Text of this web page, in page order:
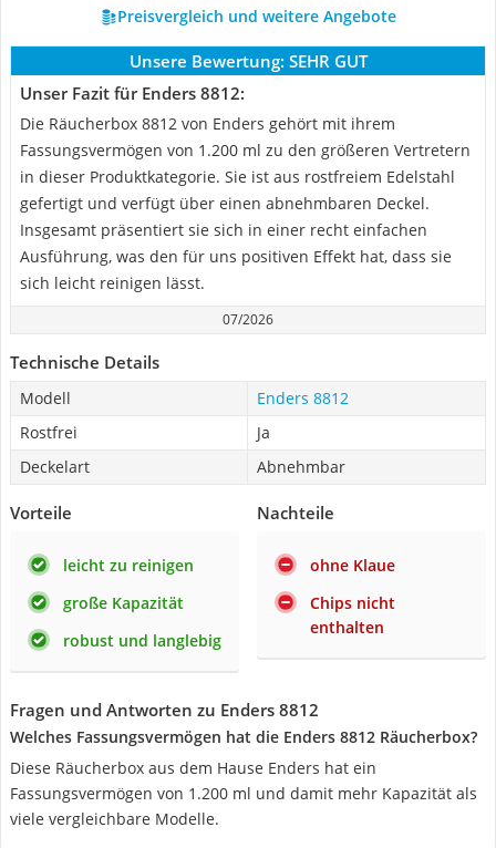
Preisvergleich und weitere Angebote
Unsere Bewertung: SEHR GUT
Unser Fazit für Enders 8812:
Die Räucherbox 8812 von Enders gehört mit ihrem
Fassungsvermögen von 1.200 ml zu den größeren Vertretern
in dieser Produktkategorie. Sie ist aus rostfreiem Edelstahl
gefertigt und verfügt über einen abnehmbaren Deckel.
Insgesamt präsentiert sie sich in einer recht einfachen
Ausführung, was den für uns positiven Effekt hat, dass sie
sich leicht reinigen lässt.
07/2026
Technische Details
Modell
Enders 8812
Rostfrei
Ja
Deckelart
Abnehmbar
Vorteile
leicht zu reinigen
große Kapazität
robust und langlebig
Nachteile
ohne Klaue
Chips nicht
enthalten
Fragen und Antworten zu Enders 8812
Welches Fassungsvermögen hat die Enders 8812 Räucherbox?
Diese Räucherbox aus dem Hause Enders hat ein
Fassungsvermögen von 1.200 ml und damit mehr Kapazität als
viele vergleichbare Modelle.